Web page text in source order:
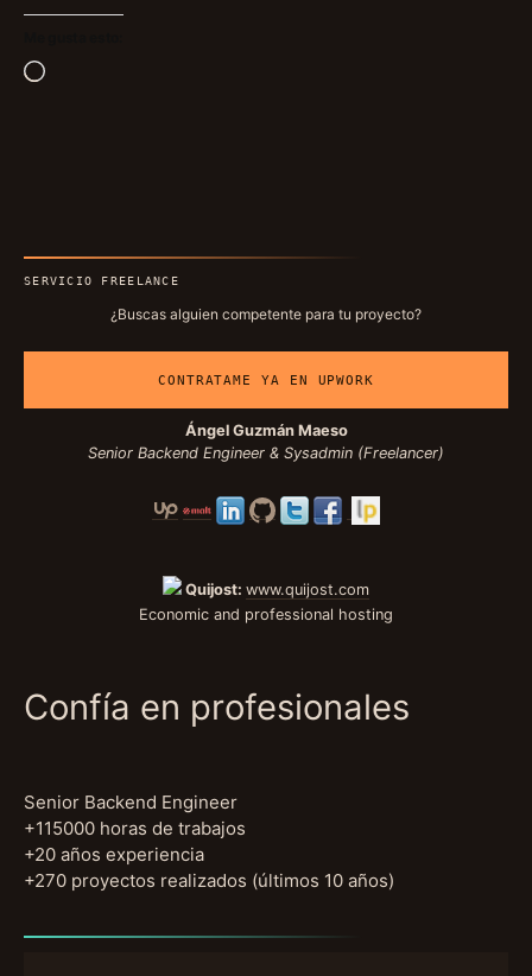
Cargando...
SERVICIO FREELANCE
¿Buscas alguien competente para tu proyecto?
CONTRATAME YA EN UPWORK
Ángel Guzmán Maeso
Senior Backend Engineer & Sysadmin (Freelancer)
Quijost: www.quijost.com
Economic and professional hosting
Confía en profesionales
Senior Backend Engineer
+115000 horas de trabajos
+20 años experiencia
+270 proyectos realizados (últimos 10 años)